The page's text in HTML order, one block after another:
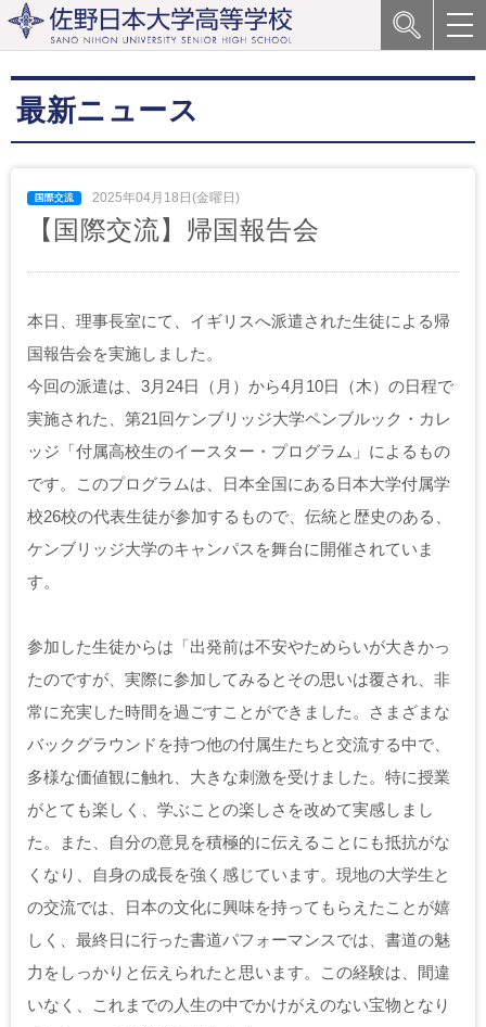
最新ニュース
2025年04月18日(金曜日)
【国際交流】帰国報告会
本日、理事長室にて、イギリスへ派遣された生徒による帰
国報告会を実施しました。
今回の派遣は、3月24日（月）から4月10日（木）の日程で
実施された、第21回ケンブリッジ大学ペンブルック・カレ
ッジ「付属高校生のイースター・プログラム」によるもの
です。このプログラムは、日本全国にある日本大学付属学
校26校の代表生徒が参加するもので、伝統と歴史のある、
ケンブリッジ大学のキャンパスを舞台に開催されていま
す。
参加した生徒からは「出発前は不安やためらいが大きかっ
たのですが、実際に参加してみるとその思いは覆され、非
常に充実した時間を過ごすことができました。さまざまな
バックグラウンドを持つ他の付属生たちと交流する中で、
多様な価値観に触れ、大きな刺激を受けました。特に授業
がとても楽しく、学ぶことの楽しさを改めて実感しまし
た。また、自分の意見を積極的に伝えることにも抵抗がな
くなり、自身の成長を強く感じています。現地の大学生と
の交流では、日本の文化に興味を持ってもらえたことが嬉
しく、最終日に行った書道パフォーマンスでは、書道の魅
力をしっかりと伝えられたと思います。この経験は、間違
いなく、これまでの人生の中でかけがえのない宝物となり